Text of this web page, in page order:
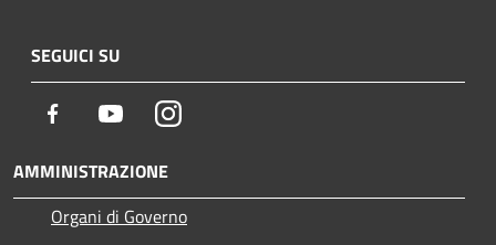
SEGUICI SU
Facebook YoutubeInstagram
AMMINISTRAZIONE
Organi di Governo